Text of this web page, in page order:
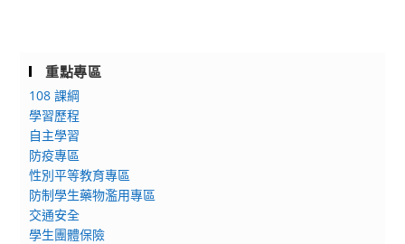
重點專區
108 課綱
學習歷程
自主學習
防疫專區
性別平等教育專區
防制學生藥物濫用專區
交通安全
學生團體保險